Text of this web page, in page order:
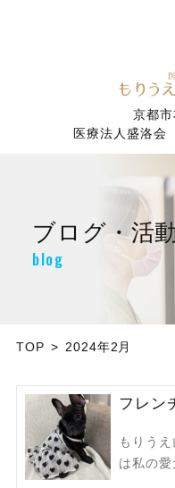
京都
医療法人盛洛会
ブログ・活
blog
TOP 2024年2月
フレン
もりう
は私の